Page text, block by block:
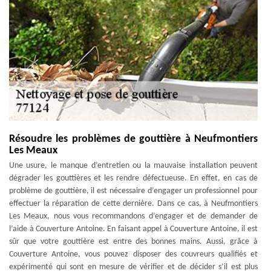
Résoudre les problèmes de gouttière à Neufmontiers
Les Meaux
Une usure, le manque d’entretien ou la mauvaise installation peuvent
dégrader les gouttières et les rendre défectueuse. En effet, en cas de
problème de gouttière, il est nécessaire d’engager un professionnel pour
effectuer la réparation de cette dernière. Dans ce cas, à Neufmontiers
Les Meaux, nous vous recommandons d’engager et de demander de
l’aide à Couverture Antoine. En faisant appel à Couverture Antoine, il est
sûr que votre gouttière est entre des bonnes mains. Aussi, grâce à
Couverture Antoine, vous pouvez disposer des couvreurs qualifiés et
expérimenté qui sont en mesure de vérifier et de décider s’il est plus